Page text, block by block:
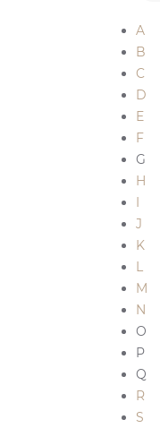
A
B
C
D
E
F
G
H
I
J
K
L
M
N
O
P
Q
R
S